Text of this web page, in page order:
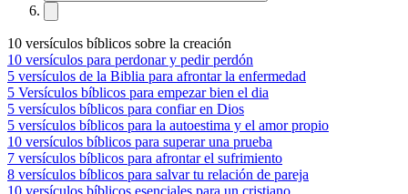
10 versículos bíblicos sobre la creación
10 versículos para perdonar y pedir perdón
5 versículos de la Biblia para afrontar la enfermedad
5 Versículos bíblicos para empezar bien el dia
5 versículos bíblicos para confiar en Dios
5 versículos bíblicos para la autoestima y el amor propio
10 versículos bíblicos para superar una prueba
7 versículos bíblicos para afrontar el sufrimiento
8 versículos bíblicos para salvar tu relación de pareja
10 versículos bíblicos esenciales para un cristiano